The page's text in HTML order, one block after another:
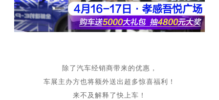
除了汽车经销商带来的优惠，
车展主办方也将额外送出超多惊喜福利！
来不及解释了快上车！